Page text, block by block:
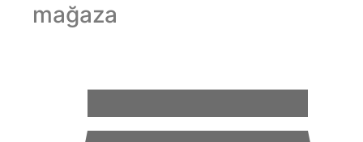
mağaza